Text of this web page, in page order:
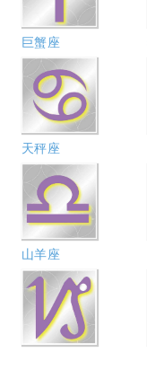
巨蟹座
天秤座
山羊座